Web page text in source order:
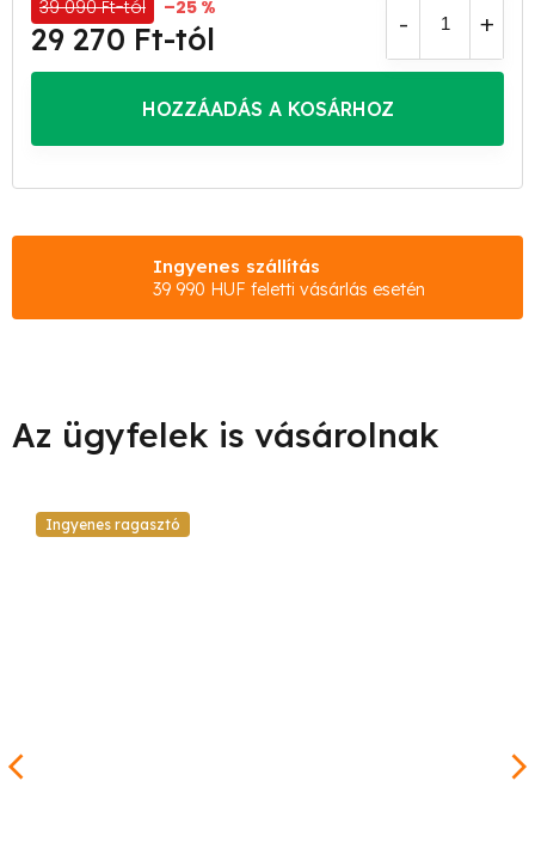
39 090 Ft-tól –25 %
29 270 Ft-tól
HOZZÁADÁS A KOSÁRHOZ
Ingyenes szállítás
39 990 HUF feletti vásárlás esetén
Ingyenes ragasztó